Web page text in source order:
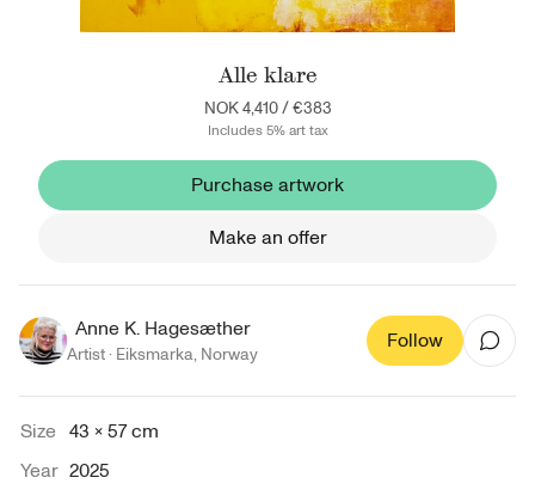
Alle klare
NOK 4,410/€383
Includes 5% art tax
Purchase artwork
Make an offer
Anne K. Hagesæther
Artist · Eiksmarka, Norway
Follow
Size 43 × 57 cm
Year 2025